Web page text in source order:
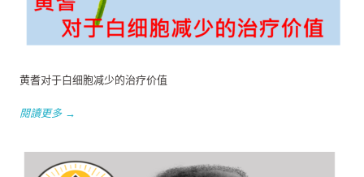
黄耆对于白细胞减少的治疗价值
閱讀更多 →